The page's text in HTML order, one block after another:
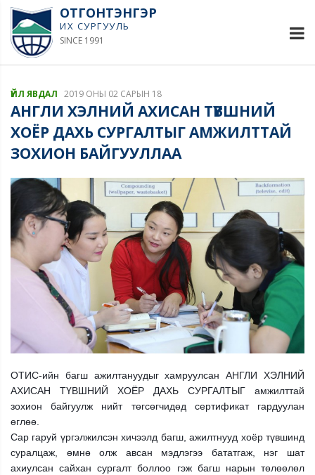
ОТГОНТЭНГЭР
ИХ СУРГУУЛЬ
SINCE 1991
ҮЙЛ ЯВДАЛ 2019 ОНЫ 02 САРЫН 18
АНГЛИ ХЭЛНИЙ АХИСАН ТҮВШНИЙ
ХОЁР ДАХЬ СУРГАЛТЫГ АМЖИЛТТАЙ
ЗОХИОН БАЙГУУЛЛАА
ОТИС-ийн багш ажилтануудыг хамруулсан АНГЛИ ХЭЛНИЙ
АХИСАН ТҮВШНИЙ ХОЁР ДАХЬ СУРГАЛТЫГ амжилттай
зохион байгуулж нийт төгсөгчидөд сертификат гардуулан
өглөө.
Сар гаруй үргэлжилсэн хичээлд багш, ажилтнууд хоёр түвшинд
суралцаж, өмнө олж авсан мэдлэгээ бататгаж, нэг шат
ахиулсан сайхан сургалт боллоо гэж багш нарын төлөөлөл